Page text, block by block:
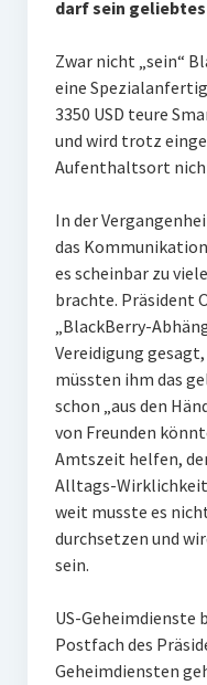
PR-Theorie
PR-Literatur
PR-Studien
Gesellschaft & Medien
Infografik-Themengarten
Künstliche Intelligenz
17 Ziele
Klimaneutrales Tanken
Zukunft der Bildung
Vom Trend zur Tonne
darf sein
Zwar nicht „sein“
eine
3350 USD teure
und wird trotz
Aufenthaltsort
In der
das
es scheinbar zu
brachte. Präsident
„BlackBerry-
Vereidigung
müssten ihm das
schon „aus den
von Freunden
Amtszeit helfen,
Alltags-
weit musste es
durchsetzen und
sein.
US-Geheimdienste
Postfach des
Geheimdiensten